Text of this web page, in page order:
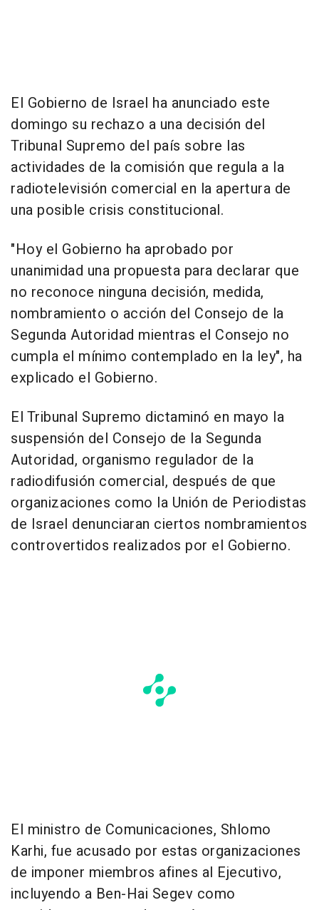
El Gobierno de Israel ha anunciado este
domingo su rechazo a una decisión del
Tribunal Supremo del país sobre las
actividades de la comisión que regula a la
radiotelevisión comercial en la apertura de
una posible crisis constitucional.
"Hoy el Gobierno ha aprobado por
unanimidad una propuesta para declarar que
no reconoce ninguna decisión, medida,
nombramiento o acción del Consejo de la
Segunda Autoridad mientras el Consejo no
cumpla el mínimo contemplado en la ley", ha
explicado el Gobierno.
El Tribunal Supremo dictaminó en mayo la
suspensión del Consejo de la Segunda
Autoridad, organismo regulador de la
radiodifusión comercial, después de que
organizaciones como la Unión de Periodistas
de Israel denunciaran ciertos nombramientos
controvertidos realizados por el Gobierno.
El ministro de Comunicaciones, Shlomo
Karhi, fue acusado por estas organizaciones
de imponer miembros afines al Ejecutivo,
incluyendo a Ben-Hai Segev como